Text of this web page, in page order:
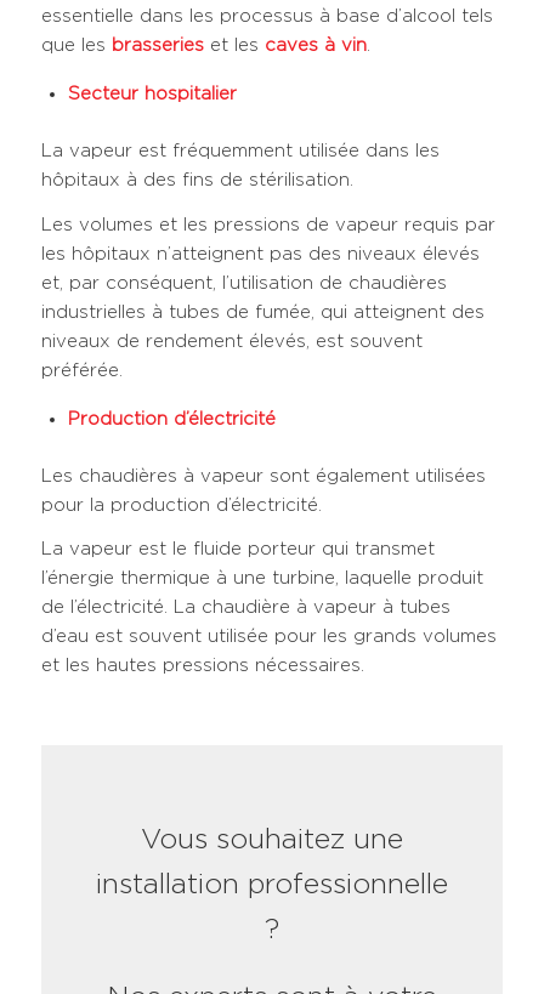
essentielle dans les processus à base d’alcool tels
que les brasserieset les caves à vin.
Secteur hospitalier
La vapeur est fréquemment utilisée dans les
hôpitaux à des fins de stérilisation.
Les volumes et les pressions de vapeur requis par
les hôpitaux n’atteignent pas des niveaux élevés
et, par conséquent, l’utilisation de chaudières
industrielles à tubes de fumée, qui atteignent des
niveaux de rendement élevés, est souvent
préférée.
Production d’électricité
Les chaudières à vapeur sont également utilisées
pour la production d’électricité.
La vapeur est le fluide porteur qui transmet
l’énergie thermique à une turbine, laquelle produit
de l’électricité. La chaudière à vapeur à tubes
d’eau est souvent utilisée pour les grands volumes
et les hautes pressions nécessaires.
Vous souhaitez une
installation professionnelle
?